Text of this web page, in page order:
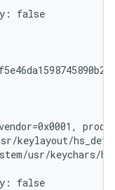
false
keylayout/
usr/keychars/
false